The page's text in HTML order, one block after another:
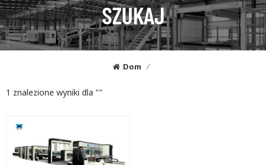
SZUKAJ
Dom /
1 znalezione wyniki dla ""